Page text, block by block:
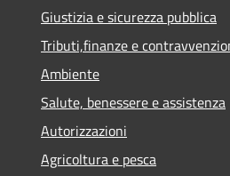
Giustizia e sicurezza pubblica
Tributi,finanze e
Ambiente
Salute, benessere e assistenza
Autorizzazioni
Agricoltura e pesca